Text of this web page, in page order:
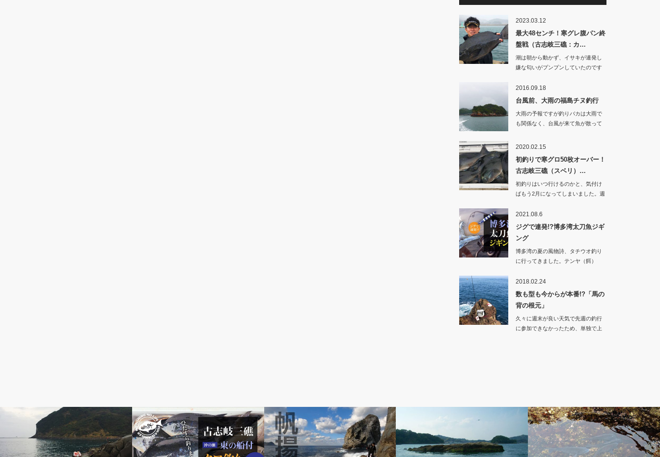
2023.03.12
最大48センチ！寒グレ腹パン終
盤戦（古志岐三礁：カ…
潮は朝から動かず、イサキが連発し
嫌な匂いがプンプンしていたのです
2016.09.18
台風前、大雨の福島チヌ釣行
大雨の予報ですが釣りバカは大雨で
も関係なく、台風が来て魚が散って
2020.02.15
初釣りで寒グロ50枚オーバー！
古志岐三礁（スベリ）…
初釣りはいつ行けるのかと、気付け
ばもう2月になってしまいました。週
2021.08.6
ジグで連発!?博多湾太刀魚ジギ
ング
博多湾の夏の風物詩、タチウオ釣り
に行ってきました。テンヤ（餌）
2018.02.24
数も型も今からが本番!?「馬の
背の根元」
久々に週末が良い天気で先週の釣行
に参加できなかったため、単独で上